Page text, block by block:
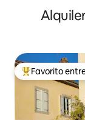
Favorito entre
Favorito